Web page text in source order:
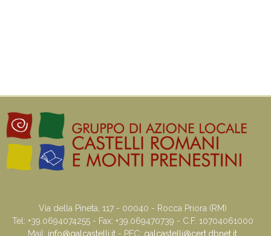
Via della Pineta, 117 - 00040 - Rocca Priora (RM)
Tel: +39.0694074255 - Fax: +39.069470739 - C.F. 10704061000
Mail: info@galcastelli.it - PEC: galcastelli@cert.dbnet.it